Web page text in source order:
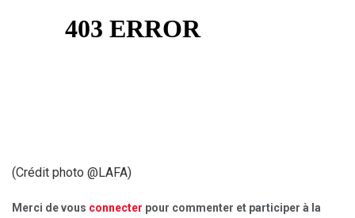
(Crédit photo @LAFA)
Merci de vous connecter pour commenter et participer à la